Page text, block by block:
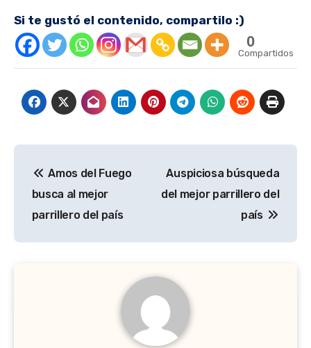
Si te gustó el contenido, compartilo :)
0
Compartidos
de
entradas
Amos del Fuego
busca al mejor
parrillero del país
Auspiciosa búsqueda
del mejor parrillero del
país